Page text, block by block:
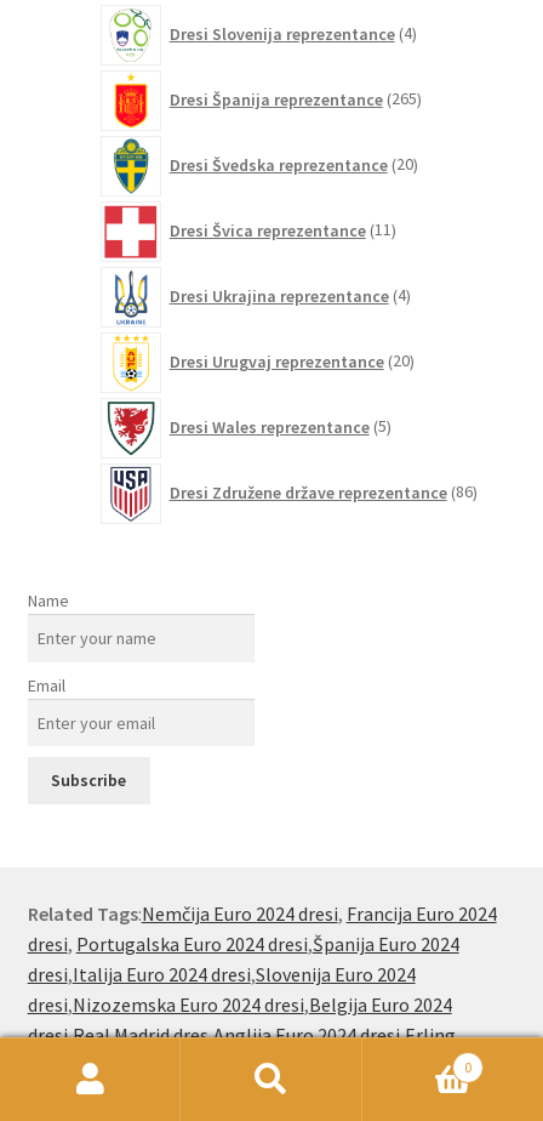
Dresi Slovenija reprezentance 4izdelki
Dresi Španija reprezentance 265izdelkov
Dresi Švedska reprezentance 20izdelkov
Dresi Švica reprezentance 11izdelkov
Dresi Ukrajina reprezentance 4izdelki
Dresi Urugvaj reprezentance 20izdelkov
Dresi Wales reprezentance 5izdelkov
Dresi Združene države reprezentance 86izdelkov
Name
Email
Related Tags:Nemčija Euro 2024 dresi, Francija Euro 2024
dresi, Portugalska Euro 2024 dresi,Španija Euro 2024
dresi,Italija Euro 2024 dresi,Slovenija Euro 2024
dresi,Nizozemska Euro 2024 dresi,Belgija Euro 2024
dresi,Real Madrid dres,Anglija Euro 2024 dresi,Erling
Haaland dresi
Lamine Yamal dresi
Cristiano Ronaldo
Lionel Messi dresi Jude Bellingham dresi
Kylian
0